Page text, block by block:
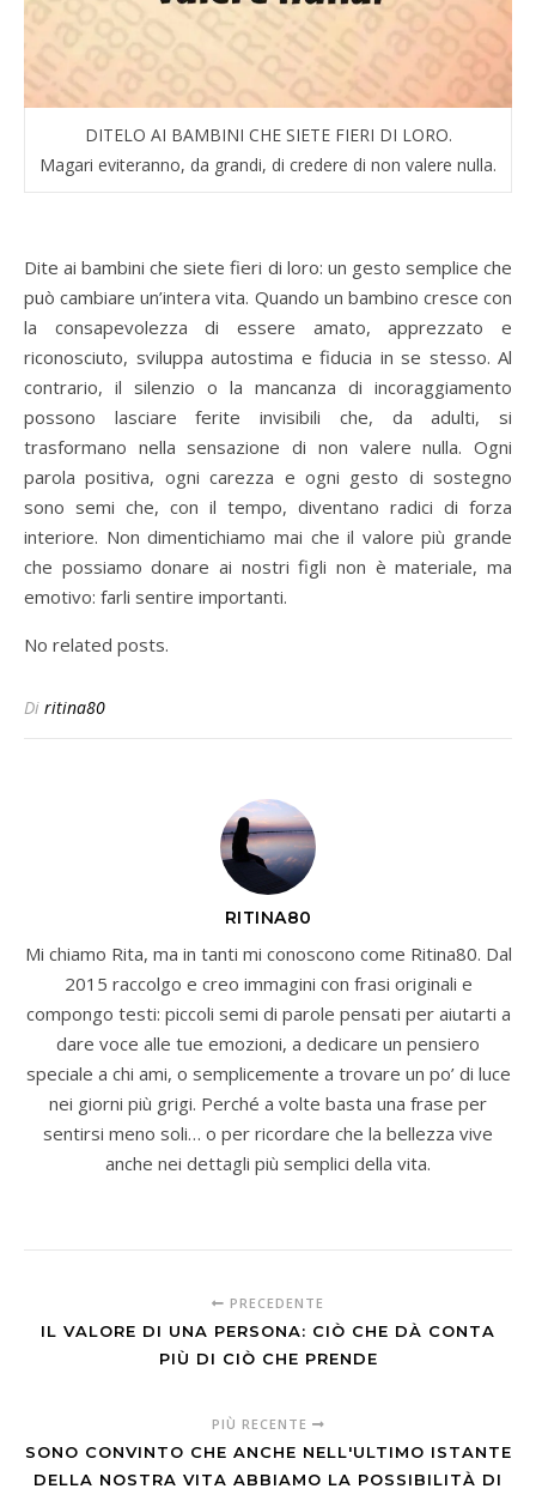
DITELO AI BAMBINI CHE SIETE FIERI DI LORO.
Magari eviteranno, da grandi, di credere di non valere nulla.
Dite ai bambini che siete fieri di loro: un gesto semplice che
può cambiare un’intera vita. Quando un bambino cresce con
la consapevolezza di essere amato, apprezzato e
riconosciuto, sviluppa autostima e fiducia in se stesso. Al
contrario, il silenzio o la mancanza di incoraggiamento
possono lasciare ferite invisibili che, da adulti, si
trasformano nella sensazione di non valere nulla. Ogni
parola positiva, ogni carezza e ogni gesto di sostegno
sono semi che, con il tempo, diventano radici di forza
interiore. Non dimentichiamo mai che il valore più grande
che possiamo donare ai nostri figli non è materiale, ma
emotivo: farli sentire importanti.
No related posts.
Di ritina80
RITINA80
Mi chiamo Rita, ma in tanti mi conoscono come Ritina80. Dal
2015 raccolgo e creo immagini con frasi originali e
compongo testi: piccoli semi di parole pensati per aiutarti a
dare voce alle tue emozioni, a dedicare un pensiero
speciale a chi ami, o semplicemente a trovare un po’ di luce
nei giorni più grigi. Perché a volte basta una frase per
sentirsi meno soli… o per ricordare che la bellezza vive
anche nei dettagli più semplici della vita.
PRECEDENTE
IL VALORE DI UNA PERSONA: CIÒ CHE DÀ CONTA
PIÙ DI CIÒ CHE PRENDE
PIÙ RECENTE
SONO CONVINTO CHE ANCHE NELL'ULTIMO ISTANTE
DELLA NOSTRA VITA ABBIAMO LA POSSIBILITÀ DI